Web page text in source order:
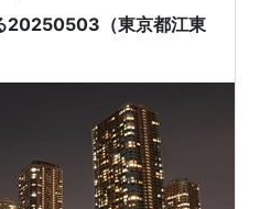
20250503（東京都江東